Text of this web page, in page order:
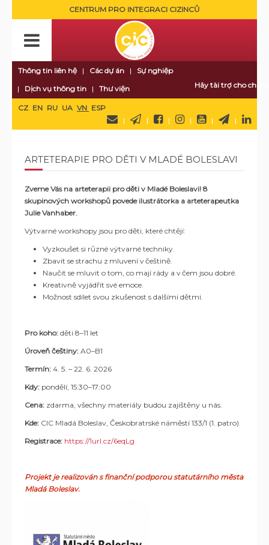
CENTRUM PRO INTEGRACI CIZINCŮ
Thông tin liên hệ Các dự án
Sự nghiệp
Dịch vụ thông tin
Thư viện Hãy tài trợ cho
CZ EN RU UA VN ESP
ARTETERAPIE PRO DĚTI V MLADÉ BOLESLAVI
Zveme Vás na arteterapii pro děti v Mladé Boleslavi! 8
skupinových workshopů povede ilustrátorka a arteterapeutka
Julie Vanhaber.
Výtvarné workshopy jsou pro děti, které chtějí:
Vyzkoušet si různé výtvarné techniky.
Zbavit se strachu z mluvení v češtině.
Naučit se mluvit o tom, co mají rády a v čem jsou dobré.
Kreativně vyjádřit své emoce.
Možnost sdílet svou zkušenost s dalšími dětmi.
Pro koho: děti 8–11 let
Úroveň češtiny: A0–B1
Termín: 4. 5. – 22. 6. 2026
Kdy: pondělí, 15:30–17:00
Cena: zdarma, všechny materiály budou zajištěny u nás.
Kde: CIC Mladá Boleslav, Českobratrské náměstí 133/1 (1. patro)
Registrace: https://1url.cz/6eqLg
Projekt je realizován s finanční podporou statutárního města
Mladá Boleslav.